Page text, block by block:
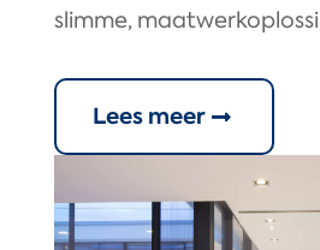
slimme,
Lees meer